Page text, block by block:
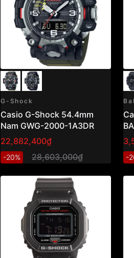
G-Shock
Casio G-Shock 54.4mm
Nam GWG-2000-1A3DR
22,882,400₫
-20% 28,603,000₫ -